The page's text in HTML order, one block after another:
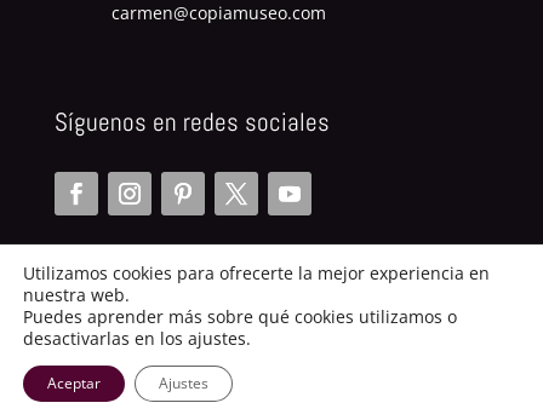
carmen@copiamuseo.com
Síguenos en redes sociales
Copiamuseo.com | 2014
Utilizamos cookies para ofrecerte la mejor experiencia en
nuestra web.
Puedes aprender más sobre qué cookies utilizamos o
desactivarlas en los ajustes.
Aceptar Ajustes